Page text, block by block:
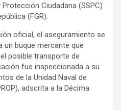
Ciudadana (SSPC)
(FGR).
oficial, el aseguramiento se
un buque mercante que
posible transporte de
fue inspeccionada a su
de la Unidad Naval de
adscrita a la Décima